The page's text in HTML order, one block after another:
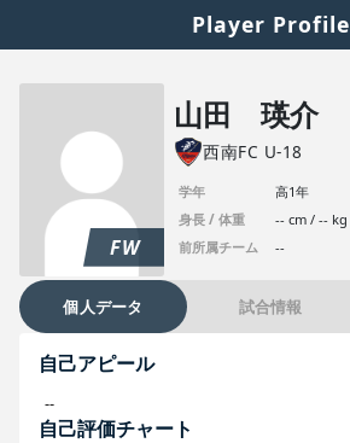
Player Profile
FW
山田 瑛介
西南FC U-18
学年
高1年
身長 / 体重
-- cm / -- kg
前所属チーム
--
個人データ 試合情報
自己アピール
--
自己評価チャート